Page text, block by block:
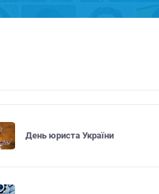
День юриста України